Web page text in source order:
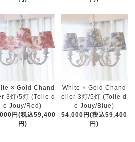
× Gold Chand
3灯/5灯 (Toile d
e Jouy/Red)
円(税込59,400
円)
White × Gold Chand
elier 3灯/5灯 (Toile d
e Jouy/Blue)
54,000円(税込59,400
円)